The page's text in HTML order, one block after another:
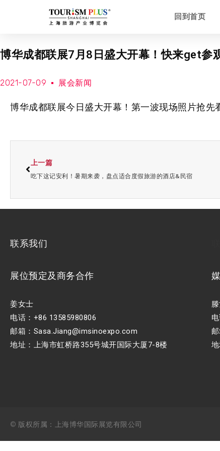
回到首页
博华成都联展7月8日盛大开幕！快来get参
2021-07-09 展会新闻
博华成都联展今日盛大开幕！第一波现场照片抢先
上一篇
吃下这记安利！暑期来袭，盘点适合度假旅游的酒店&民宿
联系我们
展位预定及商务合作
姜女士
电话：+86 13585980806
邮箱：Sasa.Jiang@imsinoexpo.com
地址：上海市虹桥路355号城开国际大厦7-8楼
© 版权所属：上海博华国际展览有限公司